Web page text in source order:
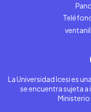
La Universidad Icesi es
se encuentra sujeta
Ministerio